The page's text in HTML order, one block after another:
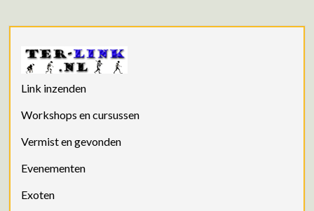
Link inzenden
Workshops en cursussen
Vermist en gevonden
Evenementen
Exoten